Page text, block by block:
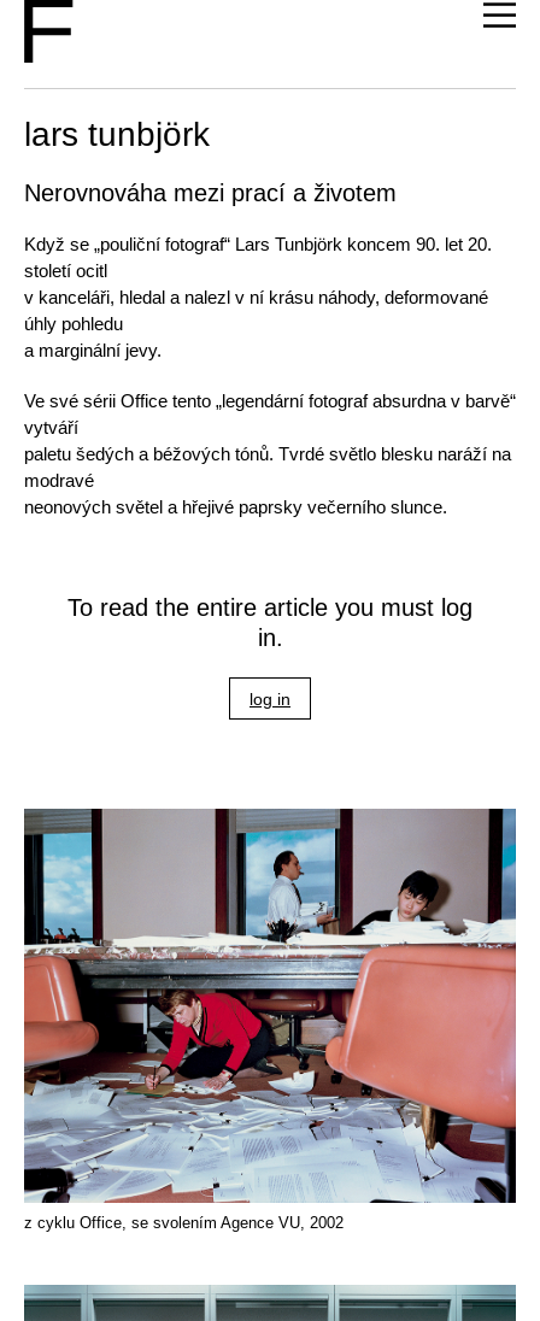
lars tunbjörk
Nerovnováha mezi prací a životem
Když se „pouliční fotograf“ Lars Tunbjörk koncem 90. let 20.
století ocitl
v kanceláři, hledal a nalezl v ní krásu náhody, deformované
úhly pohledu
a marginální jevy.
Ve své sérii Office tento „legendární fotograf absurdna v barvě“
vytváří
paletu šedých a béžových tónů. Tvrdé světlo blesku naráží na
modravé
neonových světel a hřejivé paprsky večerního slunce.
To read the entire article you must log
in.
log in
z cyklu Office, se svolením Agence VU, 2002